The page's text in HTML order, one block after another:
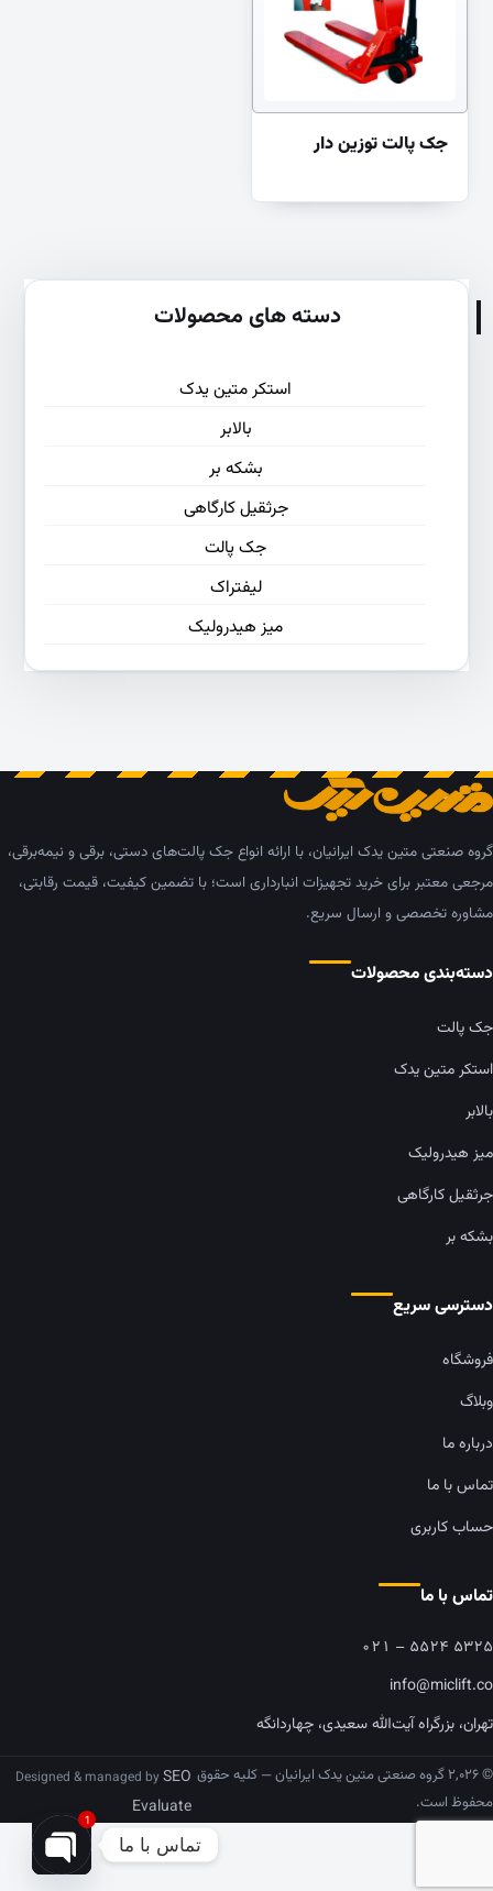
جک پالت توزین دار
دسته های محصولات
استکر متین یدک
بالابر
بشکه بر
جرثقیل کارگاهی
جک پالت
لیفتراک
میز هیدرولیک
گروه صنعتی متین یدک ایرانیان، با ارائه انواع جک پالت‌های دستی، برقی و نیمه‌برقی،
مرجعی معتبر برای خرید تجهیزات انبارداری است؛ با تضمین کیفیت، قیمت رقابتی،
مشاوره تخصصی و ارسال سریع.
دسته‌بندی محصولات
جک پالت
استکر متین یدک
بالابر
میز هیدرولیک
جرثقیل کارگاهی
بشکه بر
دسترسی سریع
فروشگاه
وبلاگ
درباره ما
تماس با ما
حساب کاربری
تماس با ما
۰۲۱ – ۵۵۲۴ ۵۳۲۵
info@miclift.co
تهران، بزرگراه آیت‌الله سعیدی، چهاردانگه
© ۲,۰۲۶ گروه صنعتی متین یدک ایرانیان — کلیه حقوق
محفوظ است.
Designed & managed bySEO
Evaluate
تماس با ما
1